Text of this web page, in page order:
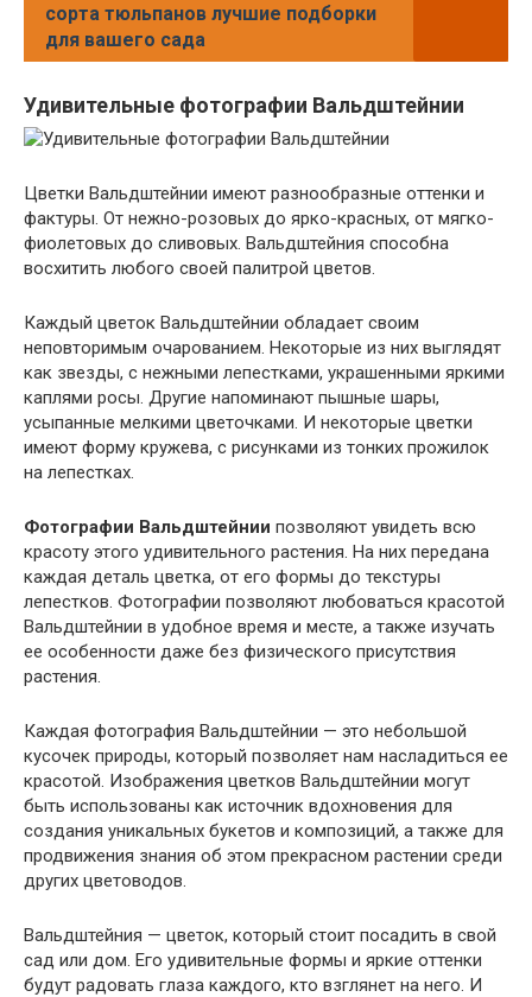
сорта тюльпанов лучшие подборки
для вашего сада
Удивительные фотографии Вальдштейнии
Цветки Вальдштейнии имеют разнообразные оттенки и
фактуры. От нежно-розовых до ярко-красных, от мягко-
фиолетовых до сливовых. Вальдштейния способна
восхитить любого своей палитрой цветов.
Каждый цветок Вальдштейнии обладает своим
неповторимым очарованием. Некоторые из них выглядят
как звезды, с нежными лепестками, украшенными яркими
каплями росы. Другие напоминают пышные шары,
усыпанные мелкими цветочками. И некоторые цветки
имеют форму кружева, с рисунками из тонких прожилок
на лепестках.
Фотографии Вальдштейнии позволяют увидеть всю
красоту этого удивительного растения. На них передана
каждая деталь цветка, от его формы до текстуры
лепестков. Фотографии позволяют любоваться красотой
Вальдштейнии в удобное время и месте, а также изучать
ее особенности даже без физического присутствия
растения.
Каждая фотография Вальдштейнии — это небольшой
кусочек природы, который позволяет нам насладиться ее
красотой. Изображения цветков Вальдштейнии могут
быть использованы как источник вдохновения для
создания уникальных букетов и композиций, а также для
продвижения знания об этом прекрасном растении среди
других цветоводов.
Вальдштейния — цветок, который стоит посадить в свой
сад или дом. Его удивительные формы и яркие оттенки
будут радовать глаза каждого, кто взглянет на него. И